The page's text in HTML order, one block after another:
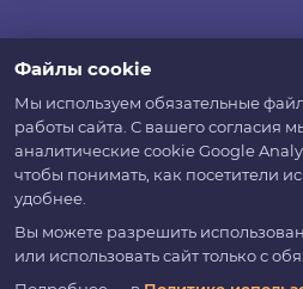
Файлы cookie
Мы используем обязательные
работы сайта. С вашего согласия
аналитические cookie Google
чтобы понимать, как посетители
удобнее.
Вы можете разрешить
или использовать сайт только с